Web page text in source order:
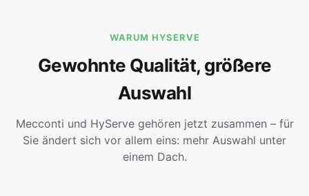
WARUM HYSERVE
Gewohnte Qualität, größere
Auswahl
Mecconti und HyServe gehören jetzt zusammen – für
Sie ändert sich vor allem eins: mehr Auswahl unter
einem Dach.